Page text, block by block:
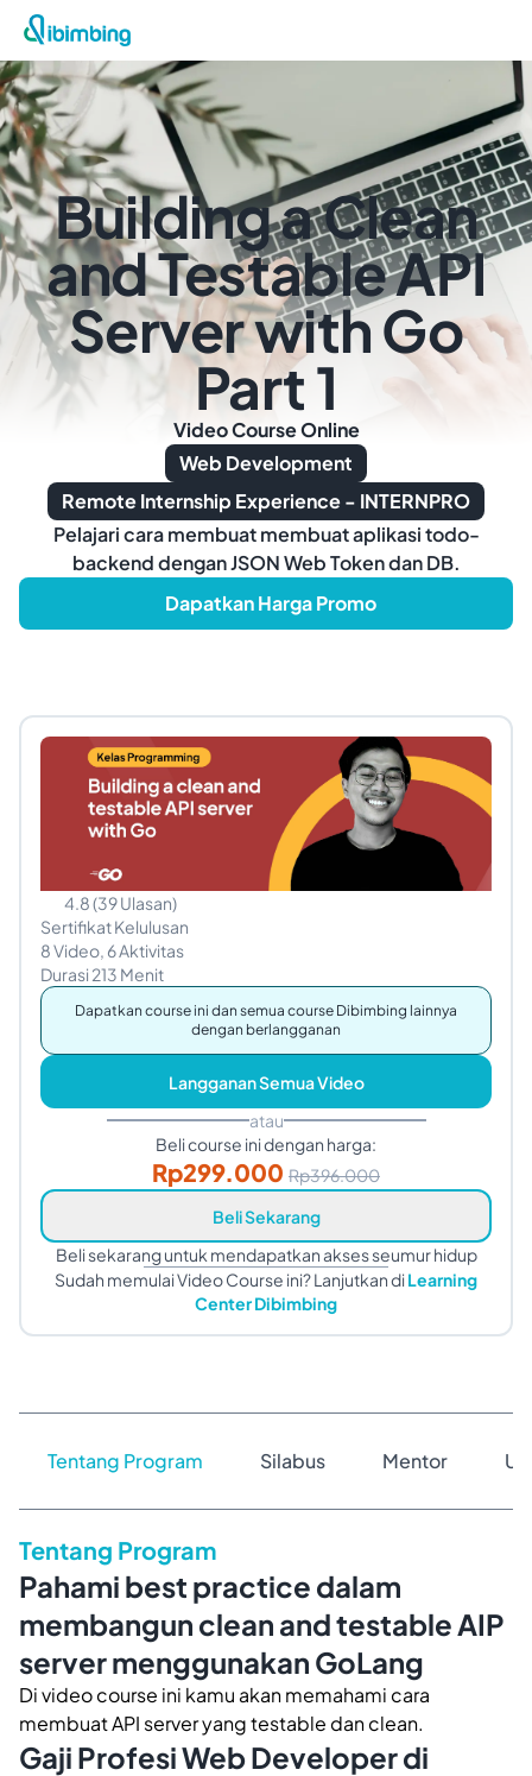
Building a Clean
and Testable API
Server with Go
Part 1
Video Course Online
Web Development
Remote Internship Experience - INTERNPRO
Pelajari cara membuat membuat aplikasi todo-
backend dengan JSON Web Token dan DB.
Dapatkan Harga Promo
4.8(39Ulasan)
Sertifikat Kelulusan
8Video, 6Aktivitas
Durasi 213 Menit
Dapatkan course ini dan semua course Dibimbing lainnya
dengan berlangganan
Langganan Semua Video
atau
Beli course ini dengan harga:
Rp299.000 Rp396.000
Beli Sekarang
Beli sekarang untuk mendapatkan akses seumur hidup
Sudah memulai Video Course ini? Lanjutkan diLearning
Center Dibimbing
Tentang Program Silabus Mentor
Tentang Program
Pahami best practice dalam
membangun clean and testable AIP
server menggunakan GoLang
Di video course ini kamu akan memahami cara
membuat API server yang testable dan clean.
Gaji Profesi Web Developer di